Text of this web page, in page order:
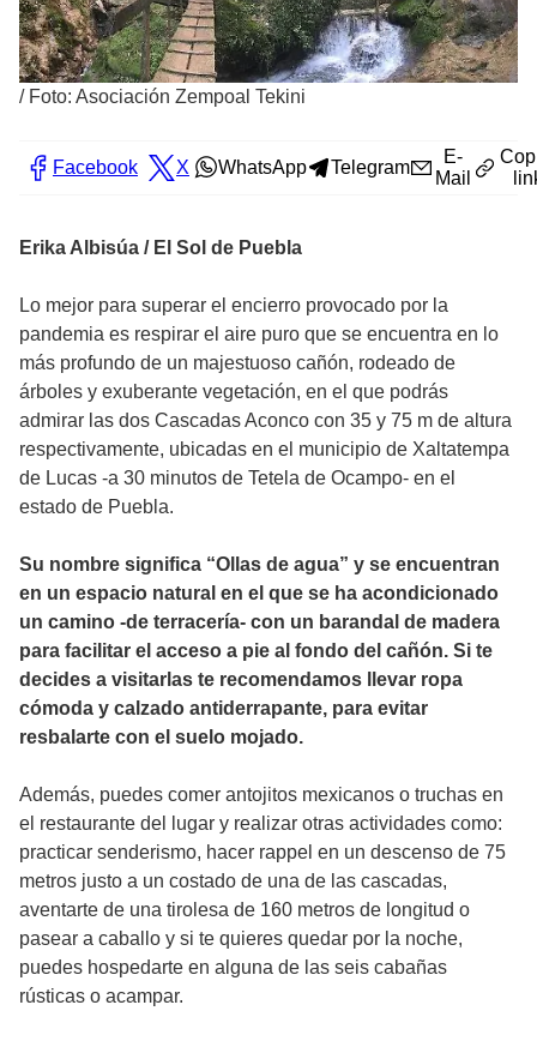
/ Foto: Asociación Zempoal Tekini
Facebook X WhatsApp Telegram
E-
Mail
Erika Albisúa / El Sol de Puebla
Lo mejor para superar el encierro provocado por la
pandemia es respirar el aire puro que se encuentra en lo
más profundo de un majestuoso cañón, rodeado de
árboles y exuberante vegetación, en el que podrás
admirar las dos Cascadas Aconco con 35 y 75 m de altura
respectivamente, ubicadas en el municipio de Xaltatempa
de Lucas -a 30 minutos de Tetela de Ocampo- en el
estado de Puebla.
Su nombre significa “Ollas de agua” y se encuentran
en un espacio natural en el que se ha acondicionado
un camino -de terracería- con un barandal de madera
para facilitar el acceso a pie al fondo del cañón. Si te
decides a visitarlas te recomendamos llevar ropa
cómoda y calzado antiderrapante, para evitar
resbalarte con el suelo mojado.
Además, puedes comer antojitos mexicanos o truchas en
el restaurante del lugar y realizar otras actividades como:
practicar senderismo, hacer rappel en un descenso de 75
metros justo a un costado de una de las cascadas,
aventarte de una tirolesa de 160 metros de longitud o
pasear a caballo y si te quieres quedar por la noche,
puedes hospedarte en alguna de las seis cabañas
rústicas o acampar.